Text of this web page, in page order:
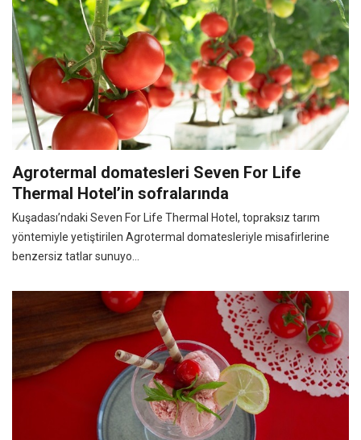
Agrotermal domatesleri Seven For Life
Thermal Hotel’in sofralarında
Kuşadası’ndaki Seven For Life Thermal Hotel, topraksız tarım
yöntemiyle yetiştirilen Agrotermal domatesleriyle misafirlerine
benzersiz tatlar sunuyo...